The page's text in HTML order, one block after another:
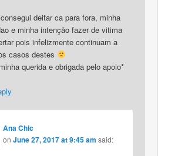
deitar ca para fora, minha
e minha intenção fazer de vitima
pois infelizmente continuam a
casos destes
querida e obrigada pelo apoio*
Ana Chic
onJune 27, 2017 at 9:45 am said: